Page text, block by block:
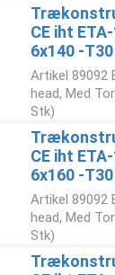
CE iht
6x140 -
Artikel 89092
head, Med
Stk)
CE iht
6x160 -
Artikel 89092
head, Med
Stk)